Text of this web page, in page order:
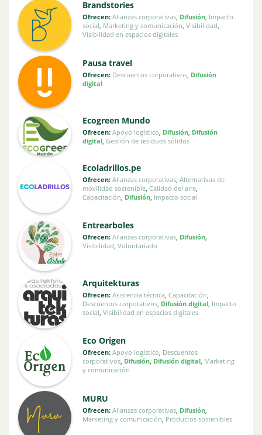
Brandstories
Ofrecen: Alianzas corporativas, Difusión, Impacto
social, Marketing y comunicación, Visibilidad,
Visibilidad en espacios digitales
Pausa travel
Ofrecen: Descuentos corporativos, Difusión
digital
Ecogreen Mundo
Ofrecen: Apoyo logístico, Difusión, Difusión
digital, Gestión de residuos sólidos
Ecoladrillos.pe
Ofrecen: Alianzas corporativas, Alternativas de
movilidad sostenible, Calidad del aire,
Capacitación Difusión, Impacto social
Entrearboles
Ofrecen: Alianzas corporativas, Difusión,
Visibilidad, Voluntariado
Arquitekturas
Ofrecen: Asistencia técnica, Capacitación
Descuentos corporativos, Difusión digital, Impacto
social Visibilidad en espacios digitales
Eco Origen
Ofrecen: Apoyo logístico, Descuentos
corporativos, Difusión, Difusión digital, Marketing
y comunicación
MURU
Ofrecen: Alianzas corporativas, Difusión,
Marketing y comunicación Productos sostenibles